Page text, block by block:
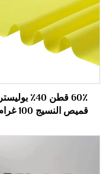
60٪ قطن 40٪ بوليستر
قميص النسيج 100 غرام